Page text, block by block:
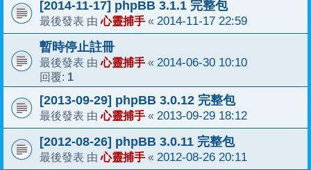
[2014-11-17] phpBB 3.1.1 完整包
最後發表 由心靈捕手 « 2014-11-17 22:59
暫時停止註冊
最後發表 由心靈捕手 « 2014-06-30 10:10
回覆: 1
[2013-09-29] phpBB 3.0.12 完整包
最後發表 由心靈捕手 « 2013-09-29 18:12
[2012-08-26] phpBB 3.0.11 完整包
最後發表 由心靈捕手 « 2012-08-26 20:11